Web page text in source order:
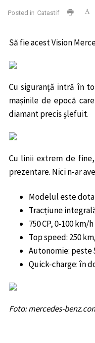
Posted in Catastif
Să fie acest Vision
Cu siguranță intră în
mașinile de epocă
diamant precis șlefuit.
Cu linii extrem de
prezentare. Nici n-ar
Modelul este
Tracțiune
750 CP, 0-100
Top speed: 250
Autonomie: peste
Quick-charge: în
Foto: mercedes-